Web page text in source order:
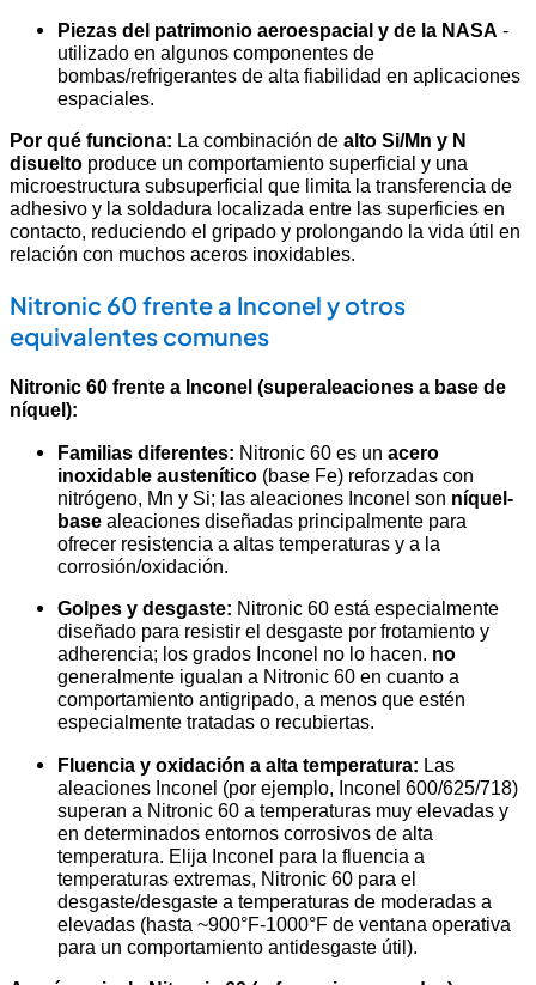
Piezas del patrimonio aeroespacial y de la NASA -
utilizado en algunos componentes de
bombas/refrigerantes de alta fiabilidad en aplicaciones
espaciales.
Por qué funciona: La combinación de alto Si/Mn y N
disuelto produce un comportamiento superficial y una
microestructura subsuperficial que limita la transferencia de
adhesivo y la soldadura localizada entre las superficies en
contacto, reduciendo el gripado y prolongando la vida útil en
relación con muchos aceros inoxidables.
Nitronic 60 frente a Inconel y otros
equivalentes comunes
Nitronic 60 frente a Inconel (superaleaciones a base de
níquel):
Familias diferentes: Nitronic 60 es un acero
inoxidable austenítico (base Fe) reforzadas con
nitrógeno, Mn y Si; las aleaciones Inconel son níquel-
base aleaciones diseñadas principalmente para
ofrecer resistencia a altas temperaturas y a la
corrosión/oxidación.
Golpes y desgaste: Nitronic 60 está especialmente
diseñado para resistir el desgaste por frotamiento y
adherencia; los grados Inconel no lo hacen. no
generalmente igualan a Nitronic 60 en cuanto a
comportamiento antigripado, a menos que estén
especialmente tratadas o recubiertas.
Fluencia y oxidación a alta temperatura: Las
aleaciones Inconel (por ejemplo, Inconel 600/625/718)
superan a Nitronic 60 a temperaturas muy elevadas y
en determinados entornos corrosivos de alta
temperatura. Elija Inconel para la fluencia a
temperaturas extremas, Nitronic 60 para el
desgaste/desgaste a temperaturas de moderadas a
elevadas (hasta ~900°F-1000°F de ventana operativa
para un comportamiento antidesgaste útil).